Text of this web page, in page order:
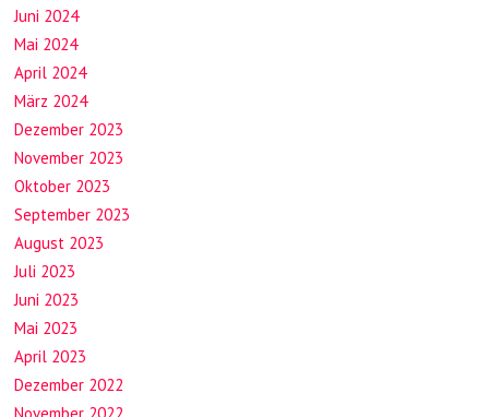
Juni 2024
Mai 2024
April 2024
März 2024
Dezember 2023
November 2023
Oktober 2023
September 2023
August 2023
Juli 2023
Juni 2023
Mai 2023
April 2023
Dezember 2022